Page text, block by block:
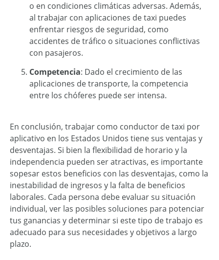
o en condiciones climáticas adversas. Además,
al trabajar con aplicaciones de taxi puedes
enfrentar riesgos de seguridad, como
accidentes de tráfico o situaciones conflictivas
con pasajeros.
Competencia: Dado el crecimiento de las
aplicaciones de transporte, la competencia
entre los chóferes puede ser intensa.
En conclusión, trabajar como conductor de taxi por
aplicativo en los Estados Unidos tiene sus ventajas y
desventajas. Si bien la flexibilidad de horario y la
independencia pueden ser atractivas, es importante
sopesar estos beneficios con las desventajas, como la
inestabilidad de ingresos y la falta de beneficios
laborales. Cada persona debe evaluar su situación
individual, ver las posibles soluciones para potenciar
tus ganancias y determinar si este tipo de trabajo es
adecuado para sus necesidades y objetivos a largo
plazo.